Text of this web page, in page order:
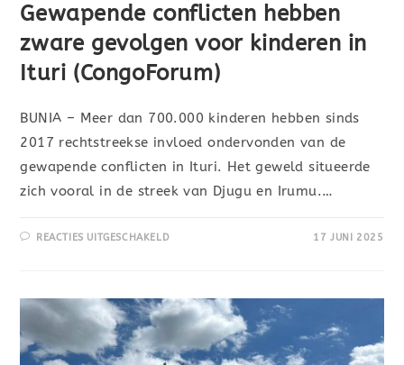
Gewapende conflicten hebben
zware gevolgen voor kinderen in
Ituri (CongoForum)
BUNIA – Meer dan 700.000 kinderen hebben sinds
2017 rechtstreekse invloed ondervonden van de
gewapende conflicten in Ituri. Het geweld situeerde
zich vooral in de streek van Djugu en Irumu.…
REACTIES UITGESCHAKELD 17 JUNI 2025